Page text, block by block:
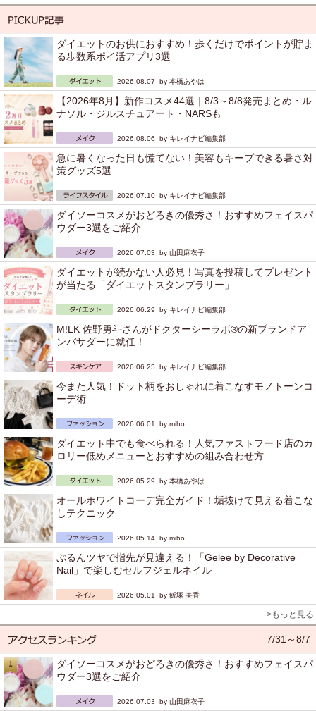
ダイエットのお供におすすめ！歩くだけでポイントが貯ま
る歩数系ポイ活アプリ3選
2026.08.07 by 本橋あやは
【2026年8月】新作コスメ44選｜8/3～8/8発売まとめ・ル
ナソル・ジルスチュアート・NARSも
2026.08.06 by キレイナビ編集部
急に暑くなった日も慌てない！美容もキープできる暑さ対
策グッズ5選
2026.07.10 by キレイナビ編集部
ダイソーコスメがおどろきの優秀さ！おすすめフェイスパ
ウダー3選をご紹介
2026.07.03 by 山田麻衣子
ダイエットが続かない人必見！写真を投稿してプレゼント
が当たる「ダイエットスタンプラリー」
2026.06.29 by キレイナビ編集部
M!LK 佐野勇斗さんがドクターシーラボ®の新ブランドア
ンバサダーに就任！
2026.06.25 by キレイナビ編集部
今また人気！ドット柄をおしゃれに着こなすモノトーンコ
ーデ術
2026.06.01 by miho
ダイエット中でも食べられる！人気ファストフード店のカ
ロリー低めメニューとおすすめの組み合わせ方
2026.05.29 by 本橋あやは
オールホワイトコーデ完全ガイド！垢抜けて見える着こな
しテクニック
2026.05.14 by miho
ぷるんツヤで指先が見違える！「Gelee by Decorative
Nail」で楽しむセルフジェルネイル
2026.05.01 by 飯塚 美香
>もっと見る
7/31～8/7
ダイソーコスメがおどろきの優秀さ！おすすめフェイスパ
ウダー3選をご紹介
2026.07.03 by 山田麻衣子